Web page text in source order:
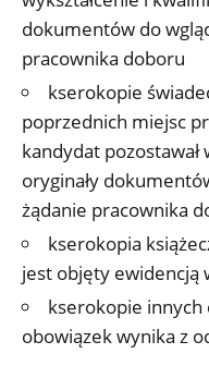
dokumentów do
pracownika doboru
kserokopie
poprzednich miejsc
kandydat pozostawał
oryginały
żądanie pracownika
kserokopia
jest objęty ewidencją
kserokopie
obowiązek wynika z